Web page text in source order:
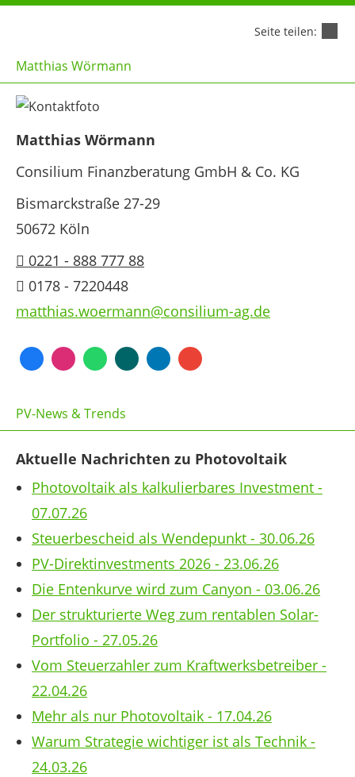
Seite teilen:
Matthias Wörmann
Matthias Wörmann
Consilium Finanzberatung GmbH & Co. KG
Bismarckstraße 27-29
50672 Köln
0221 - 888 777 88
0178 - 7220448
matthias.woermann@consilium-ag.de
PV-News & Trends
Aktuelle Nachrichten zu Photovoltaik
Photovoltaik als kalkulierbares Investment -
07.07.26
Steuerbescheid als Wendepunkt - 30.06.26
PV-Direktinvestments 2026 - 23.06.26
Die Entenkurve wird zum Canyon - 03.06.26
Der strukturierte Weg zum rentablen Solar-
Portfolio - 27.05.26
Vom Steuerzahler zum Kraftwerksbetreiber -
22.04.26
Mehr als nur Photovoltaik - 17.04.26
Warum Strategie wichtiger ist als Technik -
24.03.26